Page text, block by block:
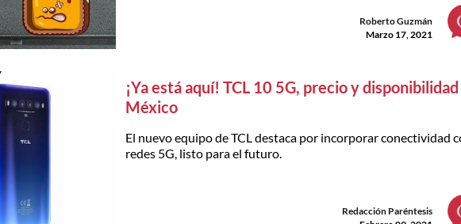
Roberto Guzmán
Marzo 17, 2021
¡Ya está aquí! TCL 10 5G, precio y
México
El nuevo equipo de TCL destaca por incorporar conectividad
redes 5G, listo para el futuro.
Redacción Paréntesis